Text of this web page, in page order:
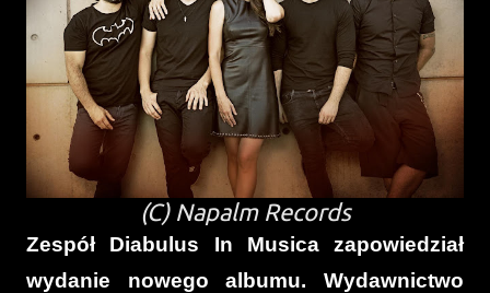
(C) Napalm Records
Zespół Diabulus In Musica zapowiedział
wydanie nowego albumu. Wydawnictwo